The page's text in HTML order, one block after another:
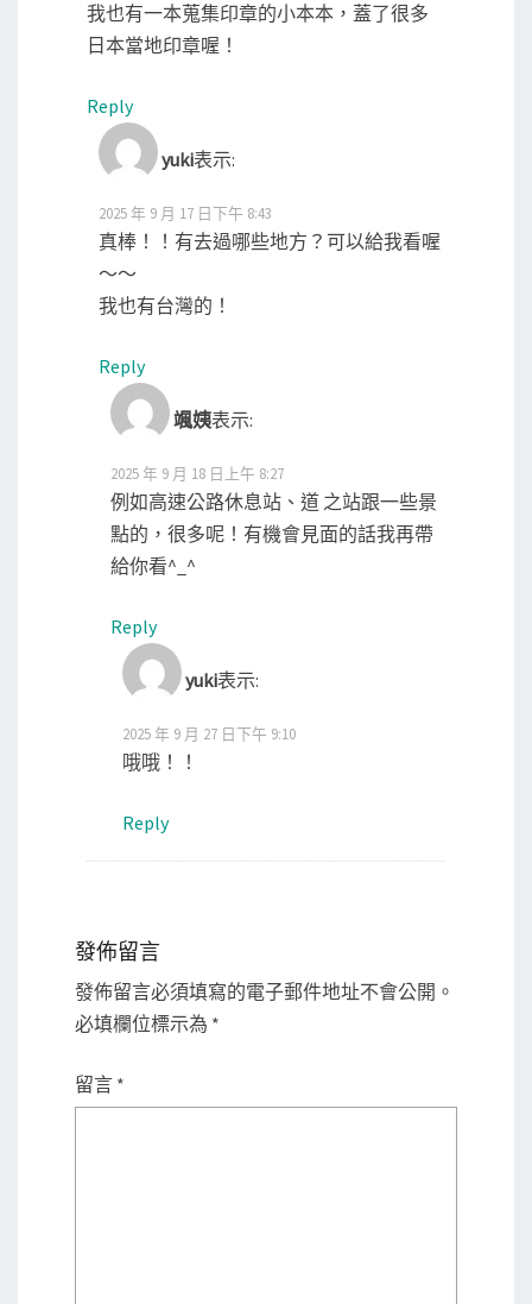
我也有一本蒐集印章的小本本，蓋了很多
日本當地印章喔！
Reply
yuki表示:
2025 年 9 月 17 日下午 8:43
真棒！！有去過哪些地方？可以給我看喔
～～
我也有台灣的！
Reply
颯姨表示:
2025 年 9 月 18 日上午 8:27
例如高速公路休息站、道 之站跟一些景
點的，很多呢！有機會見面的話我再帶
給你看^_^
Reply
yuki表示:
2025 年 9 月 27 日下午 9:10
哦哦！！
Reply
發佈留言
發佈留言必須填寫的電子郵件地址不會公開。
必填欄位標示為 *
留言 *